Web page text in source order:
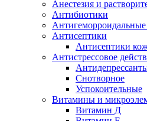
Анестезия и
Антибиотики
Антигеморроидальные
Антисептики
Антисептики
Антистрессовое
Снотворное
Успокоительные
Витамины и
Витамин Д